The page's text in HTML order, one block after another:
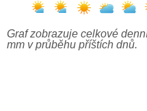
Graf zobrazuje celkové
mm v průběhu příštích dnů.